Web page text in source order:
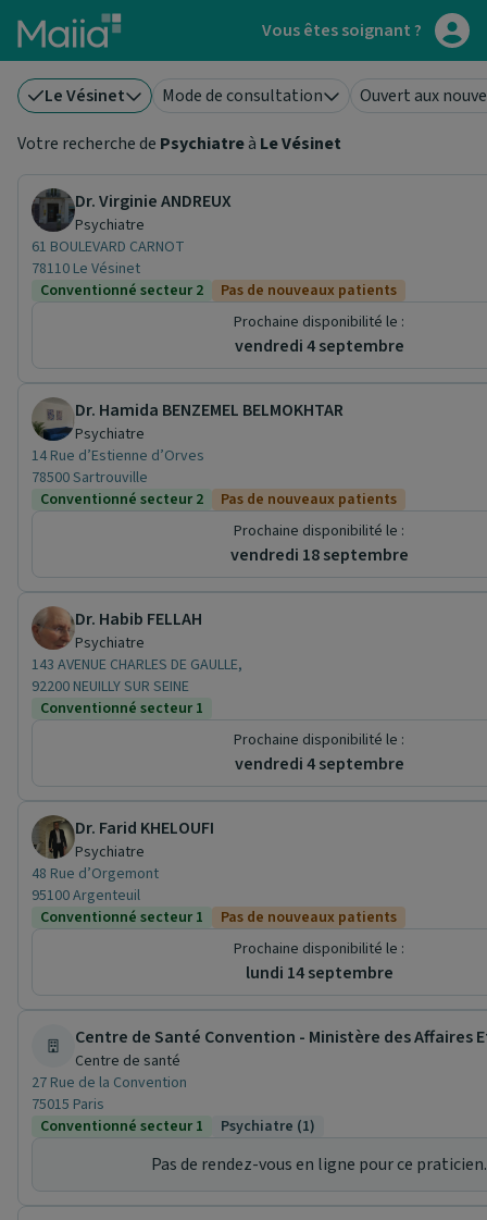
Aller au contenu principal Vous êtes soignant ?
Le Vésinet Mode de consultation
Ouvert aux
Votre recherche de Psychiatreà Le Vésinet
Dr. Virginie ANDREUX
Psychiatre
61 BOULEVARD CARNOT
78110 Le Vésinet
Conventionné secteur 2
Pas de nouveaux patients
Prochaine disponibilité le :
vendredi 4 septembre
Dr. Hamida BENZEMEL BELMOKHTAR
Psychiatre
14 Rue d’Estienne d’Orves
78500 Sartrouville
Conventionné secteur 2
Pas de nouveaux patients
Prochaine disponibilité le :
vendredi 18 septembre
Dr. Habib FELLAH
Psychiatre
143 AVENUE CHARLES DE GAULLE,
92200 NEUILLY SUR SEINE
Conventionné secteur 1
Prochaine disponibilité le :
vendredi 4 septembre
Dr. Farid KHELOUFI
Psychiatre
48 Rue d’Orgemont
95100 Argenteuil
Conventionné secteur 1
Pas de nouveaux patients
Prochaine disponibilité le :
lundi 14 septembre
Centre de Santé Convention - Ministère des Affaires
Centre de santé
27 Rue de la Convention
75015 Paris
Conventionné secteur 1
Psychiatre (1)
Pas de rendez-vous en ligne pour ce praticien.